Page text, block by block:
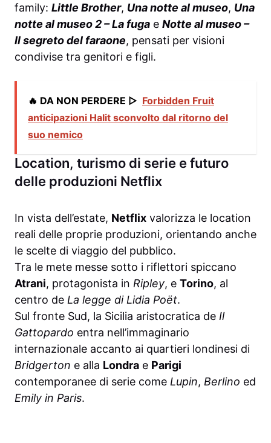
family: Little Brother, Una notte al museo, Una
notte al museo 2 – La fuga e Notte al museo –
Il segreto del faraone, pensati per visioni
condivise tra genitori e figli.
🔥 DA NON PERDERE ▷ Forbidden Fruit
anticipazioni Halit sconvolto dal ritorno del
suo nemico
Location, turismo di serie e futuro
delle produzioni Netflix
In vista dell’estate, Netflix valorizza le location
reali delle proprie produzioni, orientando anche
le scelte di viaggio del pubblico.
Tra le mete messe sotto i riflettori spiccano
Atrani, protagonista in Ripley, e Torino, al
centro de La legge di Lidia Poët.
Sul fronte Sud, la Sicilia aristocratica de Il
Gattopardo entra nell’immaginario
internazionale accanto ai quartieri londinesi di
Bridgerton e alla Londra e Parigi
contemporanee di serie come Lupin, Berlino ed
Emily in Paris.